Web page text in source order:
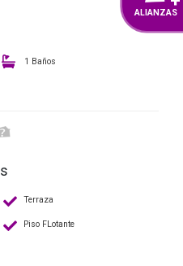
1 Baños
Terraza
Piso FLotante
ALIANZAS